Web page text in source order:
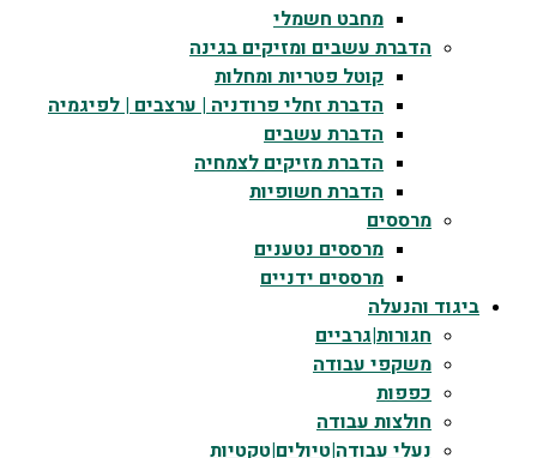
מחבט חשמלי
הדברת עשבים ומזיקים בגינה
קוטל פטריות ומחלות
הדברת זחלי פרודניה | ערצבים | לפיגמיה
הדברת עשבים
הדברת מזיקים לצמחיה
הדברת חשופיות
מרססים
מרססים נטענים
מרססים ידניים
ביגוד והנעלה
חגורות|גרביים
משקפי עבודה
כפפות
חולצות עבודה
נעלי עבודה|טיולים|טקטיות